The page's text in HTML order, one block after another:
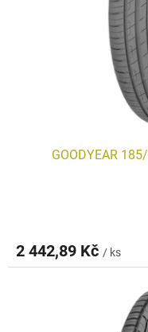
GOODYEAR
2 442,89 Kč / ks